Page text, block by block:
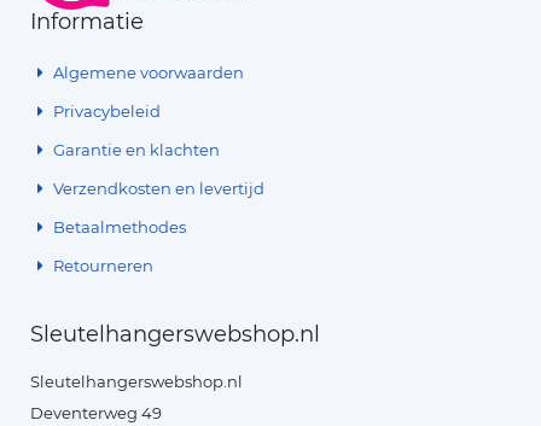
Informatie
Algemene voorwaarden
Privacybeleid
Garantie en klachten
Verzendkosten en levertijd
Betaalmethodes
Retourneren
Sleutelhangerswebshop.nl
Sleutelhangerswebshop.nl
Deventerweg 49